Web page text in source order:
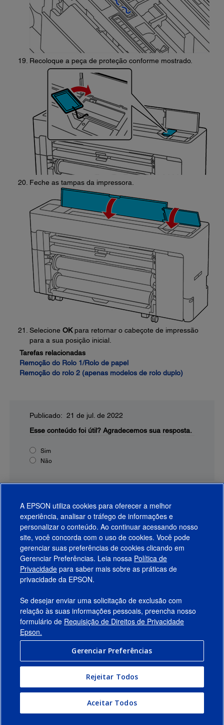
Recoloque a peça de proteção conforme mostrado.
Feche as tampas da impressora.
Selecione OKpara retornar o cabeçote de impressão
para a sua posição inicial.
Tarefas relacionadas
Remoção do Rolo 1/Rolo de papel
Remoção do rolo 2 (apenas modelos de rolo duplo)
Publicado: 21 de jul. de 2022
Esse conteúdo foi útil? Agradecemos sua resposta.
Sim
Não
Produtos
Suporte
Links Sugeridos
Empresa
Conecte-se com a Epson
Termos de Uso
A EPSON utiliza cookies para oferecer a melhor
experiência, analisar o tráfego de informações e
personalizar o conteúdo. Ao continuar acessando nosso
site, você concorda com o uso de cookies. Você pode
gerenciar suas preferências de cookies clicando em
Gerenciar Preferências. Leia nossa Política de
Privacidade para saber mais sobre as práticas de
privacidade da EPSON.
Se desejar enviar uma solicitação de exclusão com
relação às suas informações pessoais, preencha nosso
formulário de Requisição de Direitos de Privacidade
Epson.
Gerenciar Preferências
Rejeitar Todos
Aceitar Todos